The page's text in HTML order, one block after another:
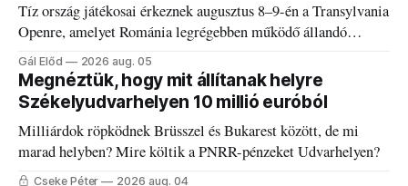
Tíz ország játékosai érkeznek augusztus 8–9-én a Transylvania
Openre, amelyet Románia legrégebben működő állandó
discgolfpályáján rendeznek meg.
Gál Előd 2026 aug. 05
Megnéztük, hogy mit állítanak helyre
Székelyudvarhelyen 10 millió euróból
Milliárdok röpködnek Brüsszel és Bukarest között, de mi
marad helyben? Mire költik a PNRR-pénzeket Udvarhelyen?
Cseke Péter 2026 aug. 04